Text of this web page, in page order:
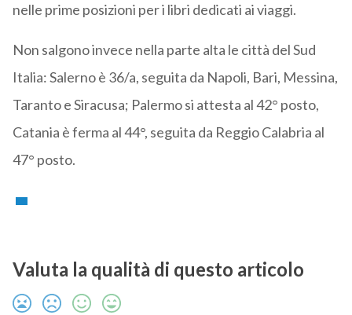
nelle prime posizioni per i libri dedicati ai viaggi.
Non salgono invece nella parte alta le città del Sud
Italia: Salerno è 36/a, seguita da Napoli, Bari, Messina,
Taranto e Siracusa; Palermo si attesta al 42° posto,
Catania è ferma al 44°, seguita da Reggio Calabria al
47° posto.
Valuta la qualità di questo articolo